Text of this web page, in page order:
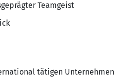
Teamgeist
tätigen Unternehmen